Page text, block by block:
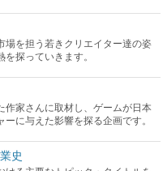
場を担う若きクリエイター達の姿
探っていきます。
作家さんに取材し、ゲームが日本
に与えた影響を探る企画です。
史